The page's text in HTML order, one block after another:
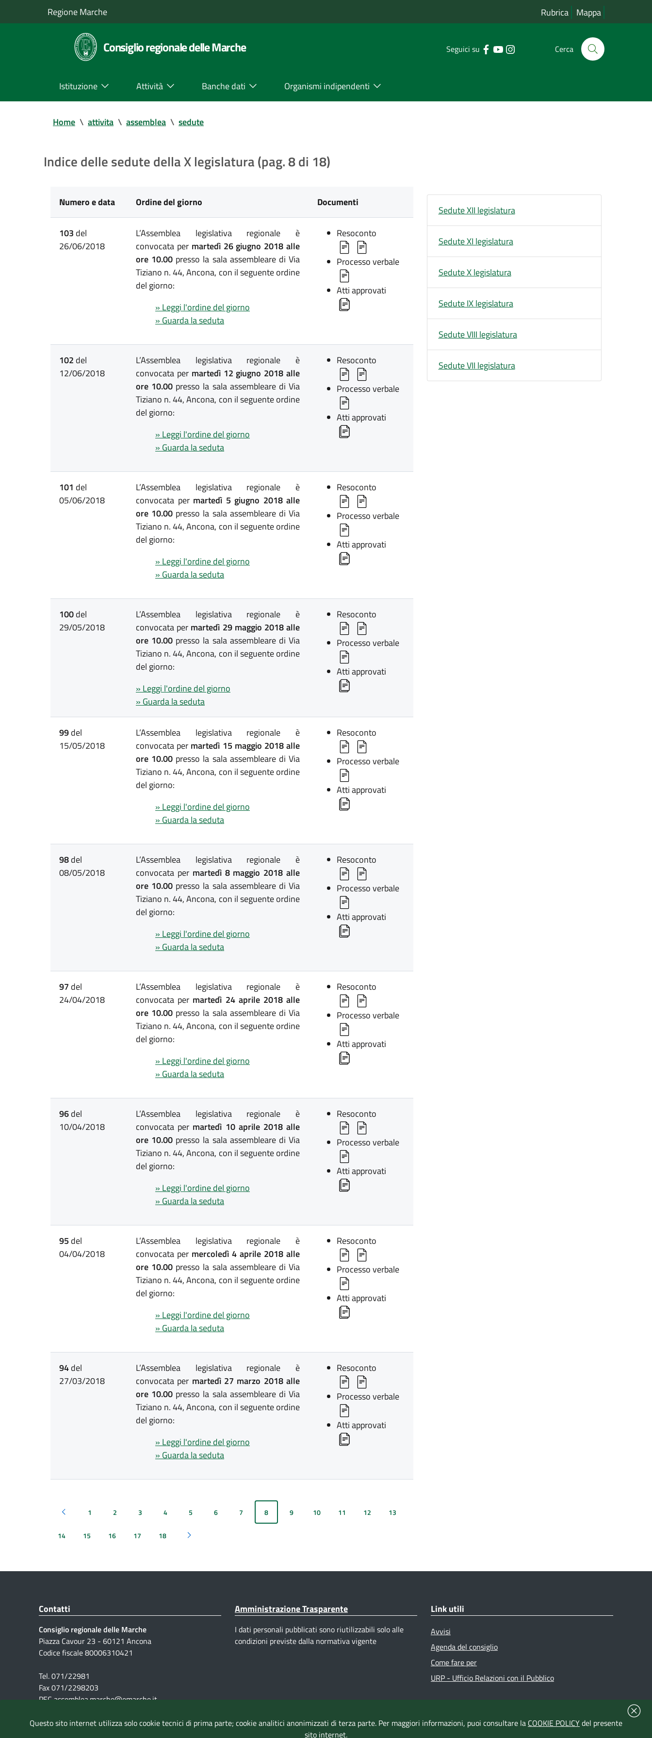
Regione Marche Rubrica Mappa
Consiglio regionale delle Marche Seguici su Cerca
Istituzione Attività Banche dati Organismi indipendenti
Home \ attivita \ assemblea \ sedute
Indice delle sedute della X legislatura (pag. 8 di 18)
Numero e data Ordine del giorno Documenti
103 del
26/06/2018
L’Assemblea legislativa regionale è
convocata permartedì 26 giugno 2018 alle
ore 10.00 presso la sala assembleare di Via
Tiziano n. 44, Ancona, con il seguente ordine
del giorno:
» Leggi l'ordine del giorno
» Guarda la seduta
Resoconto
Processo verbale
Atti approvati
102 del
12/06/2018
L’Assemblea legislativa regionale è
convocata permartedì 12 giugno 2018 alle
ore 10.00 presso la sala assembleare di Via
Tiziano n. 44, Ancona, con il seguente ordine
del giorno:
» Leggi l'ordine del giorno
» Guarda la seduta
Resoconto
Processo verbale
Atti approvati
101 del
05/06/2018
L’Assemblea legislativa regionale è
convocata permartedì 5 giugno 2018 alle
ore 10.00 presso la sala assembleare di Via
Tiziano n. 44, Ancona, con il seguente ordine
del giorno:
» Leggi l'ordine del giorno
» Guarda la seduta
Resoconto
Processo verbale
Atti approvati
100del
29/05/2018
L’Assemblea legislativa regionale è
convocata per martedì 29 maggio 2018 alle
ore 10.00 presso la sala assembleare di Via
Tiziano n. 44, Ancona, con il seguente ordine
del giorno:
» Leggi l'ordine del giorno
» Guarda la seduta
Resoconto
Processo verbale
Atti approvati
99del
15/05/2018
L’Assemblea legislativa regionale è
convocata per martedì 15 maggio 2018 alle
ore 10.00 presso la sala assembleare di Via
Tiziano n. 44, Ancona, con il seguente ordine
del giorno:
» Leggi l'ordine del giorno
» Guarda la seduta
Resoconto
Processo verbale
Atti approvati
98del
08/05/2018
L’Assemblea legislativa regionale è
convocata permartedì 8 maggio 2018 alle
ore 10.00 presso la sala assembleare di Via
Tiziano n. 44, Ancona, con il seguente ordine
del giorno:
» Leggi l'ordine del giorno
» Guarda la seduta
Resoconto
Processo verbale
Atti approvati
97 del
24/04/2018
L’Assemblea legislativa regionale è
convocata per martedì 24 aprile 2018 alle
ore 10.00 presso la sala assembleare di Via
Tiziano n. 44, Ancona, con il seguente ordine
del giorno:
» Leggi l'ordine del giorno
» Guarda la seduta
Resoconto
Processo verbale
Atti approvati
96del
10/04/2018
L’Assemblea legislativa regionale è
convocata per martedì 10 aprile 2018 alle
ore 10.00 presso la sala assembleare di Via
Tiziano n. 44, Ancona, con il seguente ordine
del giorno:
» Leggi l'ordine del giorno
» Guarda la seduta
Resoconto
Processo verbale
Atti approvati
95 del
04/04/2018
L’Assemblea legislativa regionale è
convocata per mercoledì 4 aprile 2018 alle
ore 10.00 presso la sala assembleare di Via
Tiziano n. 44, Ancona, con il seguente ordine
del giorno:
» Leggi l'ordine del giorno
» Guarda la seduta
Resoconto
Processo verbale
Atti approvati
94del
27/03/2018
L’Assemblea legislativa regionale è
convocata per martedì 27 marzo 2018 alle
ore 10.00 presso la sala assembleare di Via
Tiziano n. 44, Ancona, con il seguente ordine
del giorno:
» Leggi l'ordine del giorno
» Guarda la seduta
Resoconto
Processo verbale
Atti approvati
Pagina precedente
1 2 3 4 5 6 7 8 9 10 11 12 13
14 15 16 17 18 Pagina successiva
Sedute XII legislatura
Sedute XI legislatura
Sedute X legislatura
Sedute IX legislatura
Sedute VIII legislatura
Sedute VII legislatura
Contatti
Consiglio regionale delle Marche
Piazza Cavour 23 - 60121 Ancona
Codice fiscale 80006310421
Tel. 071/22981
Fax 071/2298203
PEC assemblea.marche@emarche.it
Amministrazione Trasparente
I dati personali pubblicati sono riutilizzabili solo alle
condizioni previste dalla normativa vigente
Link utili
Avvisi
Agenda del consiglio
Come fare per
URP - Ufficio Relazioni con il Pubblico
Questo sito internet utilizza solo cookie tecnici di prima parte; cookie analitici anonimizzati di terza parte. Per maggiori informazioni, puoi consultare la COOKIE POLICYdel presente
sito internet.